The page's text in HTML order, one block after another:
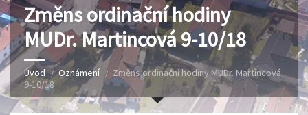
Změns ordinační hodiny
MUDr. Martincová 9-10/18
Úvod Oznámení
Změns ordinační hodiny MUDr. Martincová
9-10/18